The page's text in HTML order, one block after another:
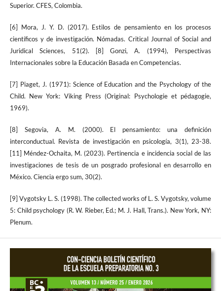
Superior. CFES, Colombia.
[6] Mora, J. Y. D. (2017). Estilos de pensamiento en los procesos
científicos y de investigación. Nómadas. Critical Journal of Social and
Juridical Sciences, 51(2). [8] Gonzi, A. (1994), Perspectivas
Internacionales sobre la Educación Basada en Competencias.
[7] Piaget, J. (1971): Science of Education and the Psychology of the
Child. New York: Viking Press (Original: Psychologie et pédagogie,
1969).
[8] Segovia, A. M. (2000). El pensamiento: una definición
interconductual. Revista de investigación en psicología, 3(1), 23-38.
[11] Méndez-Ochaita, M. (2023). Pertinencia e incidencia social de las
investigaciones de tesis de un posgrado profesional en desarrollo en
México. Ciencia ergo sum, 30(2).
[9] Vygotsky L. S. (1998). The collected works of L. S. Vygotsky, volume
5: Child psychology (R. W. Rieber, Ed.; M. J. Hall, Trans.). New York, NY:
Plenum.